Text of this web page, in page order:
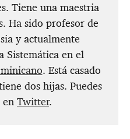
Tiene una maestria
Ha sido profesor de
y actualmente
Sistemática en el
. Está casado
dos hijas. Puedes
Twitter.